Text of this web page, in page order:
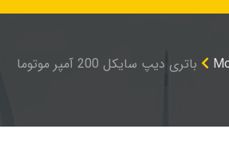
باتری دیپ سایکل 200 آمپر موتوما